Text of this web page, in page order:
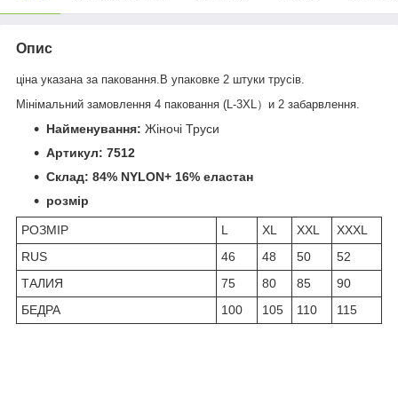
Опис
ціна указана за паковання.В упаковке 2 штуки трусів.
Мінімальний замовлення 4 паковання (L-3XL）и 2 забарвлення.
Найменування: Жіночі Труси
Артикул: 7512
Склад: 84% NYLON+ 16% еластан
розмір
РОЗМІР L XL XXL
XXXL
RUS
46 48 50
52
ТАЛИЯ
75 80 85
90
БЕДРА
100 105 110 115